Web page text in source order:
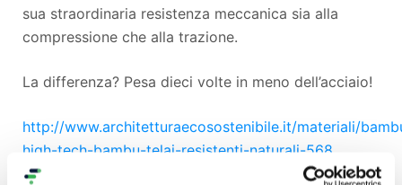
sua straordinaria resistenza meccanica sia alla
compressione che alla trazione.
La differenza? Pesa dieci volte in meno dell’acciaio!
http://www.architetturaecosostenibile.it/materiali/
high-tech-bambu-telai-resistenti-naturali-568